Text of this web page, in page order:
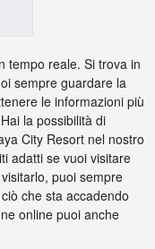
tempo reale. Si trova in
sempre guardare la
le informazioni più
la possibilità di
City Resort nel nostro
adatti se vuoi visitare
puoi sempre
che sta accadendo
online puoi anche